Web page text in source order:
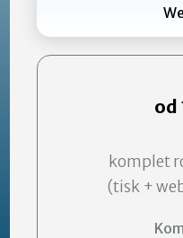
od
komplet
(tisk +